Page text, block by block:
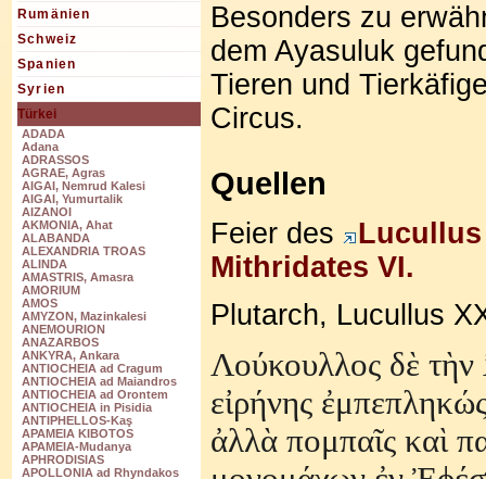
Rumänien
Schweiz
Spanien
Syrien
Türkei
ADADA
Adana
ADRASSOS
AGRAE, Agras
AIGAI, Nemrud Kalesi
AIGAI, Yumurtalik
AIZANOI
AKMONIA, Ahat
ALABANDA
ALEXANDRIA TROAS
ALINDA
AMASTRIS, Amasra
AMORIUM
AMOS
AMYZON, Mazinkalesi
ANEMOURION
ANAZARBOS
ANKYRA, Ankara
ANTIOCHEIA ad Cragum
ANTIOCHEIA ad Maiandros
ANTIOCHEIA ad Orontem
ANTIOCHEIA in Pisidia
ANTIPHELLOS-Kaş
APAMEIA KIBOTOS
APAMEIA-Mudanya
APHRODISIAS
APOLLONIA ad Rhyndakos
Besonders zu
dem Ayasuluk
Tieren und
Circus.
Quellen
Feier des Lucullus
Mithridates VI.
Plutarch, Lucullus
Λούκουλλος δὲ τὴν
εἰρήνης ἐ
ἀλλὰ πομπαῖς καὶ